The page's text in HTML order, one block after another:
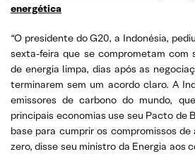
energética
“O presidente do G20, a Indonésia,
sexta-feira que se comprometam com
de energia limpa, dias após as
terminarem sem um acordo claro. A
emissores de carbono do mundo,
principais economias use seu Pacto de
base para cumprir os compromissos
zero, disse seu ministro da Energia aos